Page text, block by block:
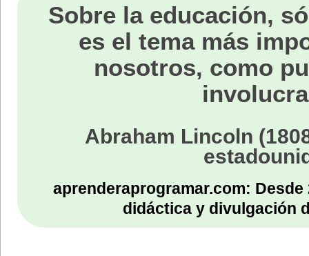
Sobre la educación,
es el tema más
nosotros, como
Abraham Lincoln
aprenderaprogramar.com:
didáctica y divulgación